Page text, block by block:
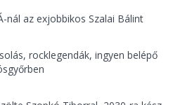
nál az exjobbikos Szalai Bálint
rocklegendák, ingyen belépő